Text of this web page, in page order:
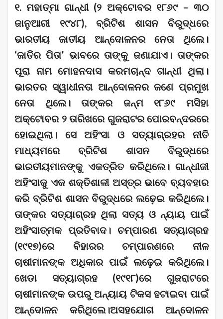
୧. ମହାତ୍ମା ଗାନ୍ଧୀ (୨ ଅକ୍ଟୋବର ୧୮୬୯ – ୩୦
ଜାନୁଆରୀ ୧୯୪୮), ବ୍ରିଟିଶ ଶାସନ ବିରୁଦ୍ଧରେ
ଭାରତୀୟ ଜାତୀୟ ଆନ୍ଦୋଳନର ନେତା ଥିଲେ।
‘ଜାତିର ପିତା’ ଭାବରେ ତାଙ୍କୁ ଜଣାଯାଏ। ତାଙ୍କର
ପୂରା ନାମ ମୋହନଦାସ କରମଚାନ୍ଦ ଗାନ୍ଧୀ ଥିଲା।
ଭାରତର ସ୍ୱାଧୀନତା ଆନ୍ଦୋଳନର ଜଣେ ପ୍ରମୁଖ
ନେତା ଥିଲେ। ତାଙ୍କର ଜନ୍ମ ୧୮୬୯ ମସିହା
ଅକ୍ଟୋବର ୨ ତାରିଖରେ ଗୁଜରାଟର ପୋରବନ୍ଦରରେ
ହୋଇଥିଲା। ସେ ଅହିଂସା ଓ ସତ୍ୟାଗ୍ରହର ନୀତି
ମାଧ୍ୟମରେ ବ୍ରିଟିଶ ଶାସନ ବିରୁଦ୍ଧରେ
ଭାରତୀୟମାନଙ୍କୁ ଏକତ୍ରିତ କରିଥିଲେ। ଗାନ୍ଧୀଜୀ
ଅହିଂସାକୁ ଏକ ଶକ୍ତିଶାଳୀ ଅସ୍ତ୍ର ଭାବେ ବ୍ୟବହାର
କରି ବ୍ରିଟିଶ ଶାସନ ବିରୁଦ୍ଧରେ ଲଢ଼େଇ କରିଥିଲେ।
ତାଙ୍କର ସତ୍ୟାଗ୍ରହ ଥିଲା ସତ୍ୟ ଓ ନ୍ୟାୟ ପାଇଁ
ଅହିଂସାତ୍ମକ ପ୍ରତିବାଦ। ଚମ୍ପାରଣ ସତ୍ୟାଗ୍ରହ
(୧୯୧୭)ରେ ବିହାରର ଚମ୍ପାରଣରେ ନୀଳ
ଚାଷୀମାନଙ୍କ ଅଧିକାର ପାଇଁ ଲଢ଼େଇ କରିଥିଲେ।
ଖେଡା ସତ୍ୟାଗ୍ରହ (୧୯୧୮)ରେ ଗୁଜରାଟରେ
ଚାଷୀମାନଙ୍କ ଉପରୁ ଅନ୍ୟାୟ ଟିକସ ହଟାଇବା ପାଇଁ
ଆନ୍ଦୋଳନ କରିଥିଲେ।ଅସହଯୋଗ ଆନ୍ଦୋଳନ